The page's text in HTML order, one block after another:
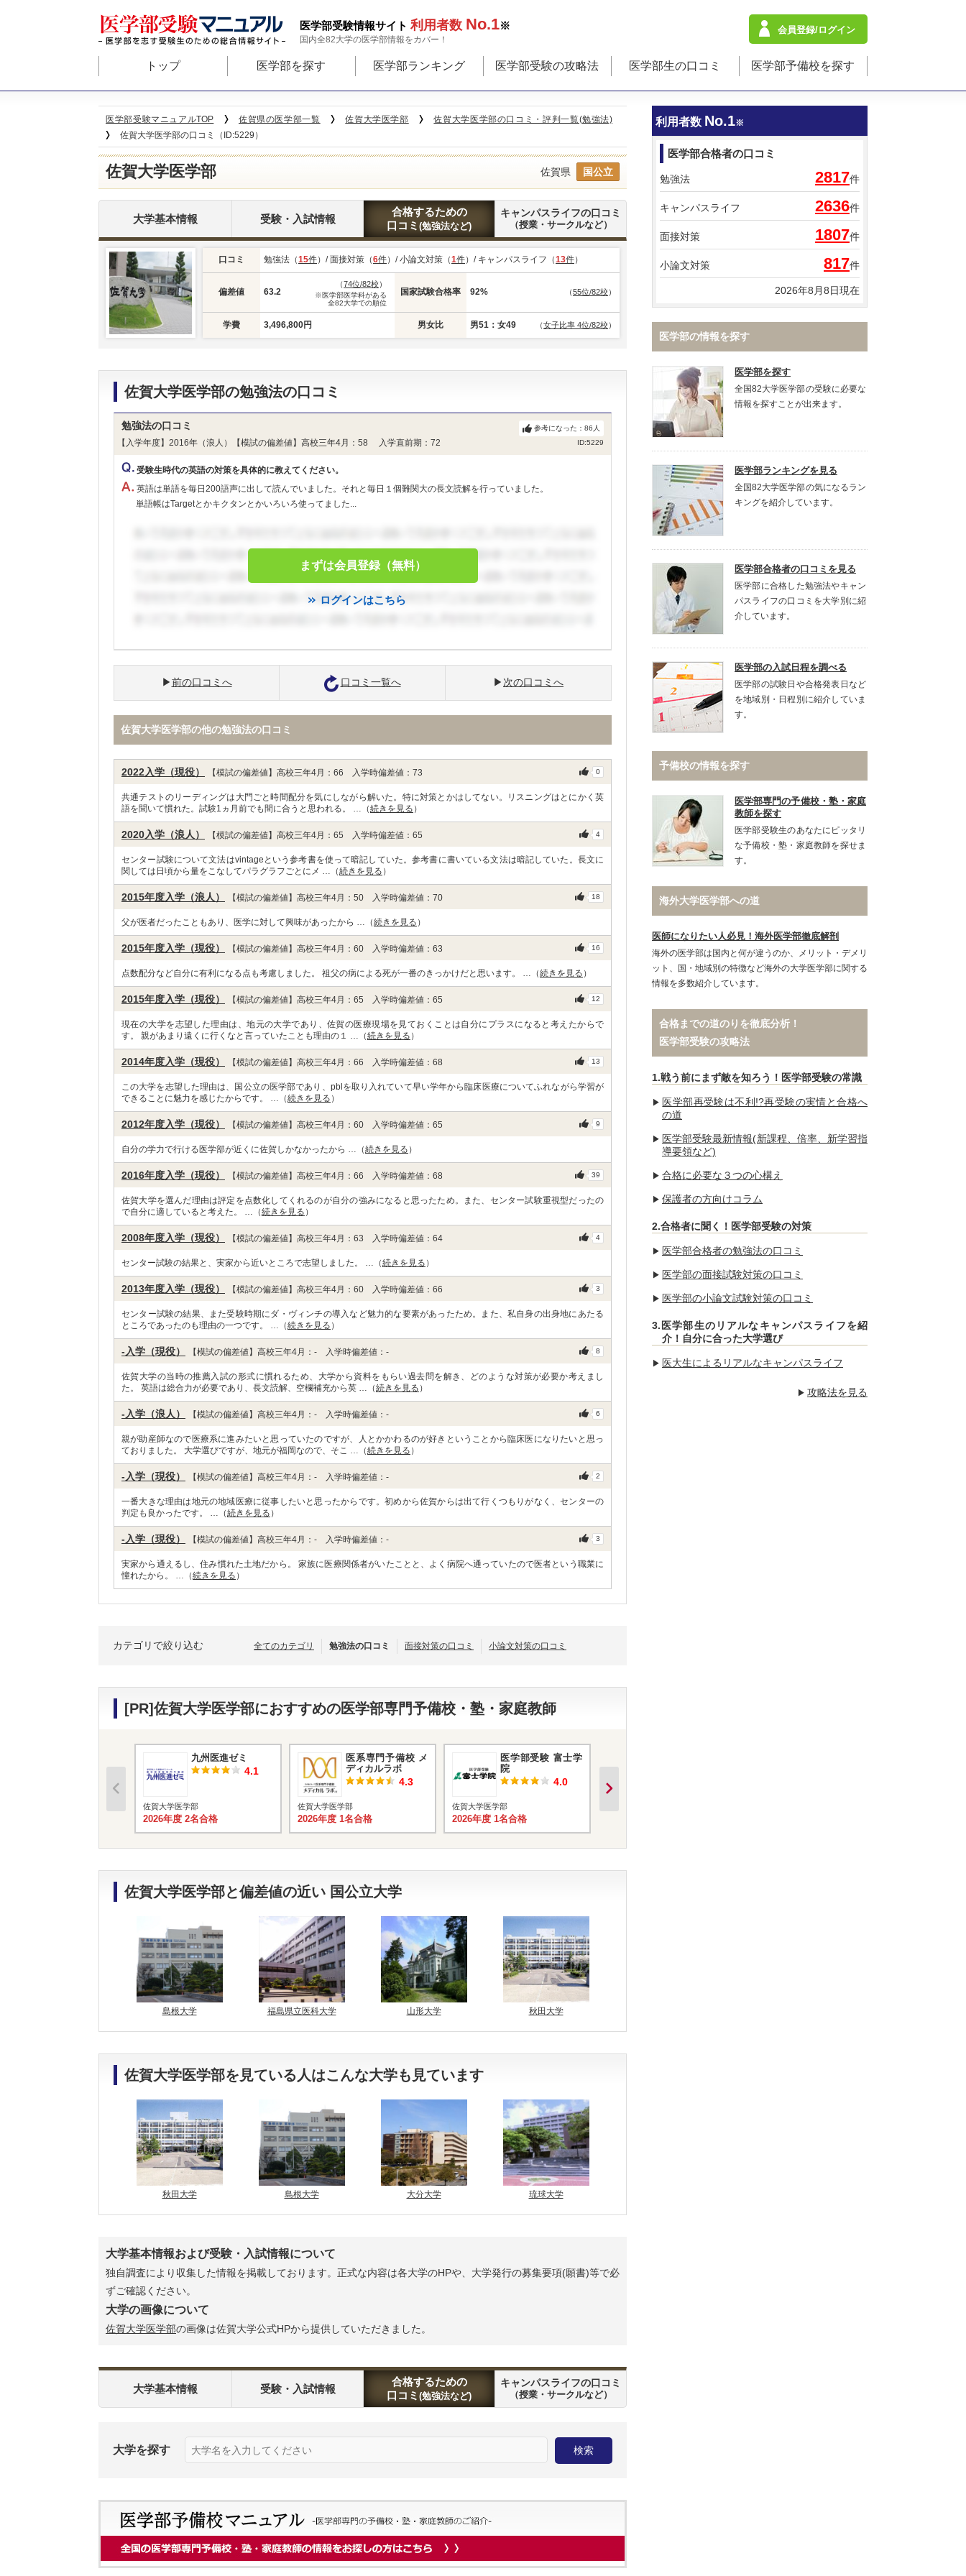
医学部受験情報サイト 利用者数 No.1※
国内全82大学の医学部情報をカバー！
会員登録/ログイン
トップ 医学部を探す 医学部ランキング 医学部受験の攻略法 医学部生の口コミ 医学部予備校を探す
医学部受験マニュアルTOP 佐賀県の医学部一覧 佐賀大学医学部
佐賀大学医学部の口コミ・評判一覧(勉強法)
佐賀大学医学部の口コミ（ID:5229）
佐賀大学医学部 佐賀県 国公立
大学基本情報 受験・入試情報
合格するための
口コミ (勉強法など)
キャンパスライフの口コミ
（授業・サークルなど）
口コミ 勉強法（15件）/ 面接対策（6件）/ 小論文対策（1件）/ キャンパスライフ（13件）
偏差値 63.2
（74位/82校）
※医学部医学科がある
全82大学での順位
国家試験合格率 92% （55位/82校）
学費 3,496,800円 男女比 男51：女49 （女子比率 4位/82校）
佐賀大学医学部の勉強法の口コミ
勉強法の口コミ
【入学年度】2016年（浪人）【模試の偏差値】高校三年4月：58 入学直前期：72 ID:5229
参考になった： 86 人
受験生時代の英語の対策を具体的に教えてください。
英語は単語を毎日200語声に出して読んでいました。それと毎日１個難関大の長文読解を行っていました。
単語帳はTargetとかキクタンとかいろいろ使ってました...
まずは会員登録（無料）
ログインはこちら
前の口コミへ 口コミ一覧へ 次の口コミへ
佐賀大学医学部の他の勉強法の口コミ
2022入学（現役） 【模試の偏差値】高校三年4月：66 入学時偏差値：73 0
共通テストのリーディングは大門ごと時間配分を気にしながら解いた。特に対策とかはしてない。リスニングはとにかく英
語を聞いて慣れた。試験1ヵ月前でも間に合うと思われる。 …（続きを見る ）
2020入学（浪人） 【模試の偏差値】高校三年4月：65 入学時偏差値：65 4
センター試験について文法はvintageという参考書を使って暗記していた。参考書に書いている文法は暗記していた。長文に
関しては日頃から量をこなしてパラグラフごとにメ …（続きを見る ）
2015年度入学（浪人） 【模試の偏差値】高校三年4月：50 入学時偏差値：70 18
父が医者だったこともあり、医学に対して興味があったから …（続きを見る ）
2015年度入学（現役） 【模試の偏差値】高校三年4月：60 入学時偏差値：63 16
点数配分など自分に有利になる点も考慮しました。 祖父の病による死が一番のきっかけだと思います。 …（続きを見る ）
2015年度入学（現役） 【模試の偏差値】高校三年4月：65 入学時偏差値：65 12
現在の大学を志望した理由は、地元の大学であり、佐賀の医療現場を見ておくことは自分にプラスになると考えたからで
す。 親があまり遠くに行くなと言っていたことも理由の１ …（続きを見る ）
2014年度入学（現役） 【模試の偏差値】高校三年4月：66 入学時偏差値：68 13
この大学を志望した理由は、国公立の医学部であり、pblを取り入れていて早い学年から臨床医療についてふれながら学習が
できることに魅力を感じたからです。 …（続きを見る ）
2012年度入学（現役） 【模試の偏差値】高校三年4月：60 入学時偏差値：65 9
自分の学力で行ける医学部が近くに佐賀しかなかったから …（続きを見る ）
2016年度入学（現役） 【模試の偏差値】高校三年4月：66 入学時偏差値：68 39
佐賀大学を選んだ理由は評定を点数化してくれるのが自分の強みになると思ったため。また、センター試験重視型だったの
で自分に適していると考えた。 …（続きを見る ）
2008年度入学（現役） 【模試の偏差値】高校三年4月：63 入学時偏差値：64 4
センター試験の結果と、実家から近いところで志望しました。 …（続きを見る ）
2013年度入学（現役） 【模試の偏差値】高校三年4月：60 入学時偏差値：66 3
センター試験の結果、また受験時期にダ・ヴィンチの導入など魅力的な要素があったため。また、私自身の出身地にあたる
ところであったのも理由の一つです。 …（続きを見る ）
-入学（現役） 【模試の偏差値】高校三年4月：- 入学時偏差値：- 8
佐賀大学の当時の推薦入試の形式に慣れるため、大学から資料をもらい過去問を解き、どのような対策が必要か考えまし
た。 英語は総合力が必要であり、長文読解、空欄補充から英 …（続きを見る ）
-入学（浪人） 【模試の偏差値】高校三年4月：- 入学時偏差値：- 6
親が助産師なので医療系に進みたいと思っていたのですが、人とかかわるのが好きということから臨床医になりたいと思っ
ておりました。 大学選びですが、地元が福岡なので、そこ …（続きを見る ）
-入学（現役） 【模試の偏差値】高校三年4月：- 入学時偏差値：- 2
一番大きな理由は地元の地域医療に従事したいと思ったからです。初めから佐賀からは出て行くつもりがなく、センターの
判定も良かったです。 …（続きを見る ）
-入学（現役） 【模試の偏差値】高校三年4月：- 入学時偏差値：- 3
実家から通えるし、住み慣れた土地だから。 家族に医療関係者がいたことと、よく病院へ通っていたので医者という職業に
憧れたから。 …（続きを見る ）
カテゴリで絞り込む 全てのカテゴリ 勉強法の口コミ 面接対策の口コミ 小論文対策の口コミ
[PR]佐賀大学医学部におすすめの医学部専門予備校・塾・家庭教師
九州医進ゼミ
4.1
佐賀大学医学部
2026年度 2名合格
医系専門予備校 メ
ディカルラボ
4.3
佐賀大学医学部
2026年度 1名合格
医学部受験 富士学
院
4.0
佐賀大学医学部
2026年度 1名合格
佐賀大学医学部と偏差値の近い 国公立大学
島根大学 福島県立医科大学 山形大学 秋田大学
佐賀大学医学部を見ている人はこんな大学も見ています
秋田大学 島根大学 大分大学 琉球大学
大学基本情報および受験・入試情報について
独自調査により収集した情報を掲載しております。正式な内容は各大学のHPや、大学発行の募集要項(願書)等で必
ずご確認ください。
大学の画像について
佐賀大学医学部の画像は佐賀大学公式HPから提供していただきました。
大学基本情報 受験・入試情報
合格するための
口コミ (勉強法など)
キャンパスライフの口コミ
（授業・サークルなど）
大学を探す
利用者数 No.1※
医学部合格者の口コミ
勉強法 2817件
キャンパスライフ 2636件
面接対策 1807件
小論文対策 817件
2026年8月8日現在
医学部の情報を探す
医学部を探す
全国82大学医学部の受験に必要な
情報を探すことが出来ます。
医学部ランキングを見る
全国82大学医学部の気になるラン
キングを紹介しています。
医学部合格者の口コミを見る
医学部に合格した勉強法やキャン
パスライフの口コミを大学別に紹
介しています。
医学部の入試日程を調べる
医学部の試験日や合格発表日など
を地域別・日程別に紹介していま
す。
予備校の情報を探す
医学部専門の予備校・塾・家庭
教師を探す
医学部受験生のあなたにピッタリ
な予備校・塾・家庭教師を探せま
す。
海外大学医学部への道
医師になりたい人必見！海外医学部徹底解剖
海外の医学部は国内と何が違うのか、メリット・デメリ
ット、国・地域別の特徴など海外の大学医学部に関する
情報を多数紹介しています。
合格までの道のりを徹底分析！
医学部受験の攻略法
1.戦う前にまず敵を知ろう！医学部受験の常識
医学部再受験は不利!?再受験の実情と合格へ
の道
医学部受験最新情報(新課程、倍率、新学習指
導要領など)
合格に必要な３つの心構え
保護者の方向けコラム
2.合格者に聞く！医学部受験の対策
医学部合格者の勉強法の口コミ
医学部の面接試験対策の口コミ
医学部の小論文試験対策の口コミ
3.医学部生のリアルなキャンパスライフを紹
介！自分に合った大学選び
医大生によるリアルなキャンパスライフ
攻略法を見る